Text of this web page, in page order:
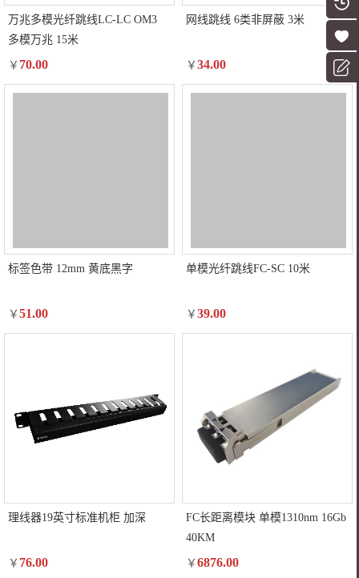
万兆多模光纤跳线LC-LC OM3
多模万兆 15米
￥ 70.00
网线跳线 6类非屏蔽 3米
￥ 34.00
标签色带 12mm 黄底黑字
￥ 51.00
单模光纤跳线FC-SC 10米
￥ 39.00
理线器19英寸标准机柜 加深
￥ 76.00
FC长距离模块 单模1310nm 16Gb
40KM
￥ 6876.00